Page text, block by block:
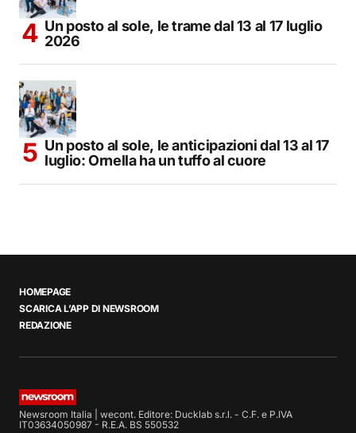
Un posto al sole, le trame dal 13 al 17 luglio
2026
Un posto al sole, le anticipazioni dal 13 al 17
luglio: Ornella ha un tuffo al cuore
HOMEPAGE
SCARICA L’APP DI NEWSROOM
REDAZIONE
Newsroom Italia | wecont. Editore: Ducklab s.r.l. - C.F. e P.IVA
IT03634050987 - R.E.A. BS 550532